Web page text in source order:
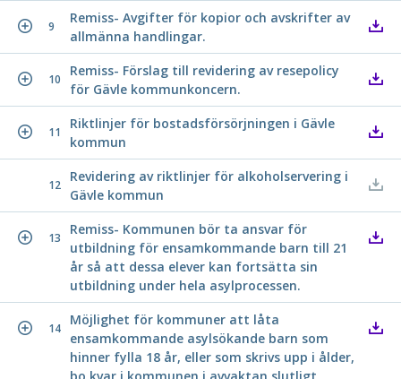
9
Remiss- Avgifter för kopior och avskrifter av
allmänna handlingar.
10
Remiss- Förslag till revidering av resepolicy
för Gävle kommunkoncern.
11
Riktlinjer för bostadsförsörjningen i Gävle
kommun
12
Revidering av riktlinjer för alkoholservering i
Gävle kommun
13
Remiss- Kommunen bör ta ansvar för
utbildning för ensamkommande barn till 21
år så att dessa elever kan fortsätta sin
utbildning under hela asylprocessen.
14
Möjlighet för kommuner att låta
ensamkommande asylsökande barn som
hinner fylla 18 år, eller som skrivs upp i ålder,
bo kvar i kommunen i avvaktan slutligt